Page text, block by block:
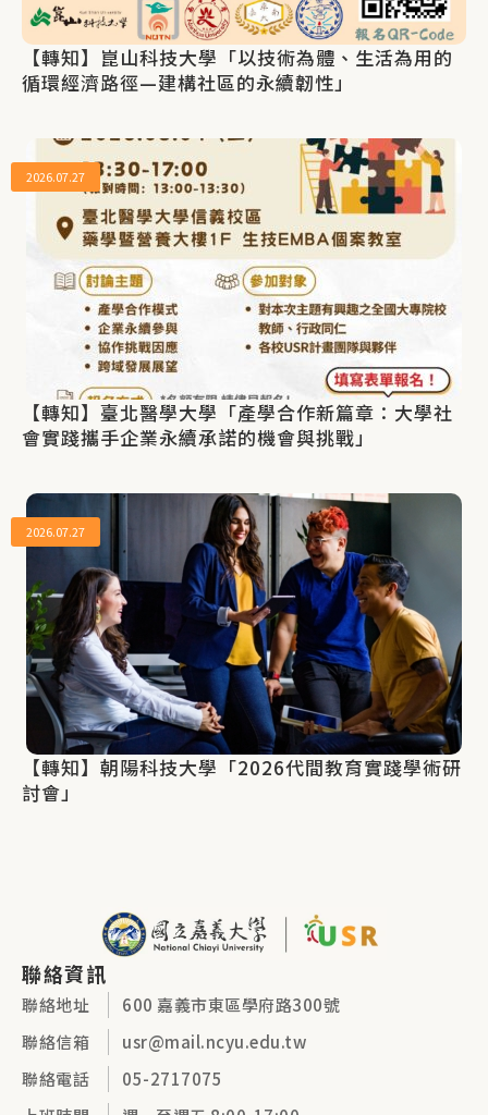
【轉知】崑山科技大學「以技術為體、生活為用的
循環經濟路徑—建構社區的永續韌性」
【轉知】臺北醫學大學「產學合作新篇章：大學社
會實踐攜手企業永續承諾的機會與挑戰」
2026.07.27
【轉知】朝陽科技大學「2026代間教育實踐學術研
討會」
2026.07.27
聯絡資訊
聯絡地址
600 嘉義市東區學府路300號
聯絡信箱
usr@mail.ncyu.edu.tw
聯絡電話
05-2717075